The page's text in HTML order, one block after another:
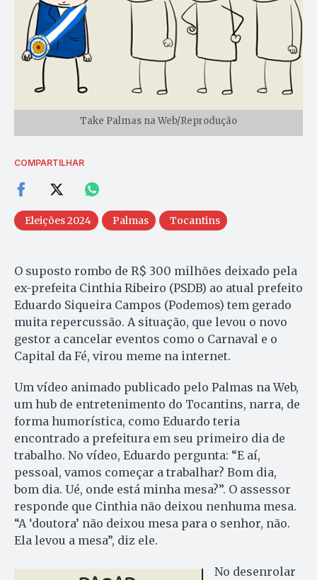
Take Palmas na Web/Reprodução
COMPARTILHAR
Eleições 2024 Palmas Tocantins
O suposto rombo de R$ 300 milhões deixado pela
ex-prefeita Cinthia Ribeiro (PSDB) ao atual prefeito
Eduardo Siqueira Campos (Podemos) tem gerado
muita repercussão. A situação, que levou o novo
gestor a cancelar eventos como o Carnaval e o
Capital da Fé, virou meme na internet.
Um vídeo animado publicado pelo Palmas na Web,
um hub de entretenimento do Tocantins, narra, de
forma humorística, como Eduardo teria
encontrado a prefeitura em seu primeiro dia de
trabalho. No vídeo, Eduardo pergunta: “E aí,
pessoal, vamos começar a trabalhar? Bom dia,
bom dia. Ué, onde está minha mesa?”. O assessor
responde que Cinthia não deixou nenhuma mesa.
“A ‘doutora’ não deixou mesa para o senhor, não.
Ela levou a mesa”, diz ele.
No desenrolar